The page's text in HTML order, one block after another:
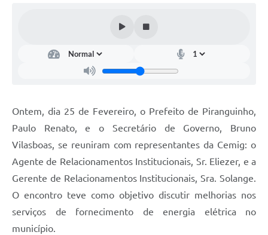
Ontem, dia 25 de Fevereiro, o Prefeito de Piranguinho,
Paulo Renato, e o Secretário de Governo, Bruno
Vilasboas, se reuniram com representantes da Cemig: o
Agente de Relacionamentos Institucionais, Sr. Eliezer, e a
Gerente de Relacionamentos Institucionais, Sra. Solange.
O encontro teve como objetivo discutir melhorias nos
serviços de fornecimento de energia elétrica no
município.